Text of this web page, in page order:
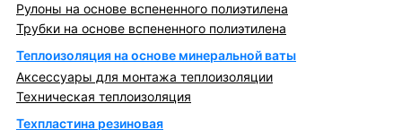
Рулоны на основе вспененного полиэтилена
Трубки на основе вспененного полиэтилена
Теплоизоляция на основе минеральной ваты
Аксессуары для монтажа теплоизоляции
Техническая теплоизоляция
Техпластина резиновая